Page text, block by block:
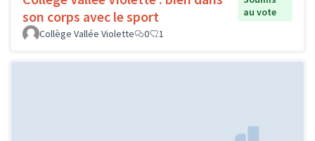
son corps avec le sport
au vote
Collège Vallée Violette
0 1